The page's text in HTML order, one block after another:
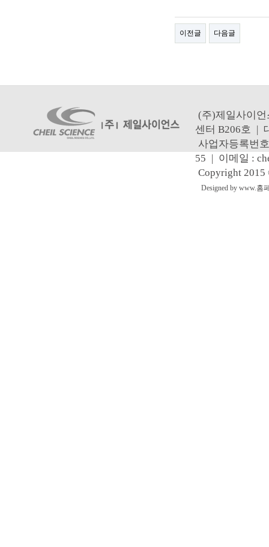
이전글 다음글
(주)제일사이언
센터 B206호 |
사업자등록번
55 | 이메일 :
Copyright 2015
Designed by www.홈